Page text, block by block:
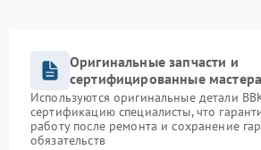
Оригинальные запчасти и
сертифицированные мастера
Используются оригинальные детали
сертификацию специалисты, что
работу после ремонта и сохранение
обязательств